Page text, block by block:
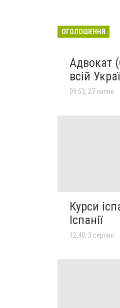
ОГОЛОШЕННЯ
Адвокат
всій
09:53, 27 липня
Курси
Іспанії
12:40, 3 серпня